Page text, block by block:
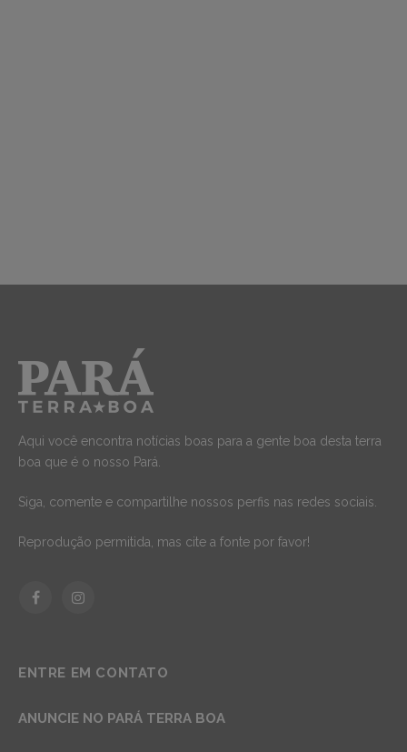
Aqui você encontra notícias boas para a gente boa desta terra
boa que é o nosso Pará.
Siga, comente e compartilhe nossos perfis nas redes sociais.
Reprodução permitida, mas cite a fonte por favor!
FacebookInstagram
ENTRE EM CONTATO
ANUNCIE NO PARÁ TERRA BOA